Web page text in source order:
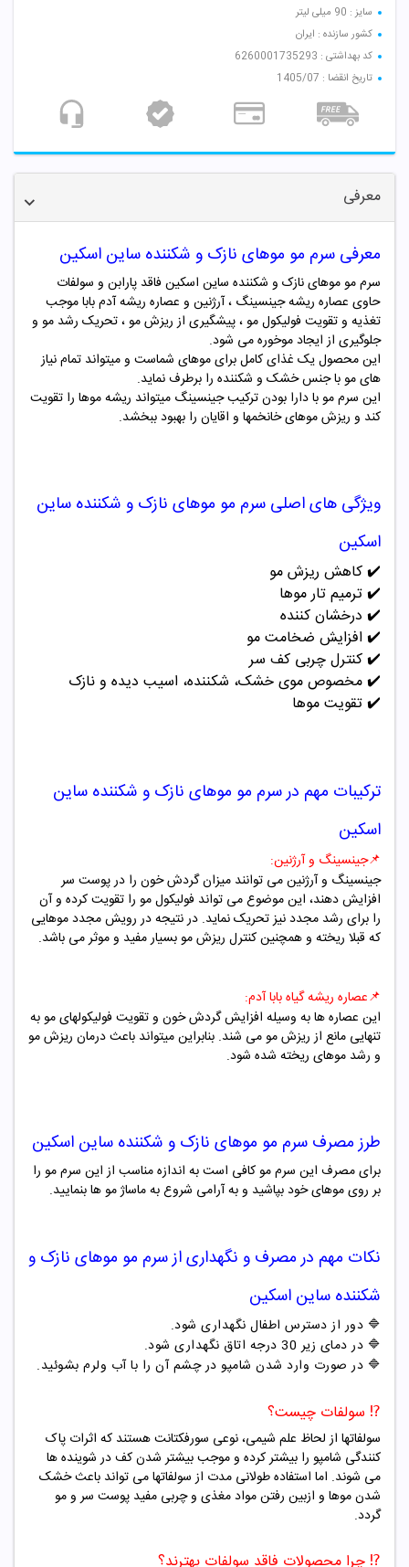
سایز : 90 میلی لیتر
کشور سازنده : ایران
کد بهداشتی : 6260001735293
تاریخ انقضا : 1405/07
معرفی
معرفی سرم مو موهای نازک و شکننده ساین اسکین
سرم مو موهای نازک و شکننده ساین اسکین فاقد پارابن و سولفات
حاوی عصاره ریشه جینسینگ ، آرژنین و عصاره ریشه آدم بابا موجب
تغذیه و تقویت فولیکول مو ، پیشگیری از ریزش مو ، تحریک رشد مو و
جلوگیری از ایجاد موخوره می شود.
این محصول یک غذای کامل برای موهای شماست و میتواند تمام نیاز
های مو با جنس خشک و شکننده را برطرف نماید.
این سرم مو با دارا بودن ترکیب جینسینگ میتواند ریشه موها را تقویت
کند و ریزش موهای خانخمها و اقایان را بهبود ببخشد.
ویژگی هایاصلی سرم مو موهای نازک و شکننده ساین
اسکین
✔️کاهش ریزش مو
✔️ ترمیم تار موها
✔️ درخشان کننده
✔️ افزایش ضخامت مو
✔️کنترل چربی کف سر
✔️ مخصوص موی خشک، شکننده، اسیب دیده و نازک
✔️تقویت موها
ترکیبات مهم درسرم مو موهای نازک و شکننده ساین
اسکین
📌جینسینگ و آرژنین:
جینسینگ و آرژنین می توانند میزان گردش خون را در پوست سر
افزایش دهند، این موضوع می تواند فولیکول مو را تقویت کرده و آن
را برای رشد مجدد نیز تحریک نماید. در نتیجه در رویش مجدد موهایی
که قبلا ریخته و همچنین کنترل ریزش مو بسیار مفید و موثر می باشد.
📌عصاره ریشه گیاه بابا آدم:
این عصاره ها به وسیله افزایش گردش خون و تقویت فولیکولهای مو به
تنهایی مانع از ریزش مو می شند. بنابراین میتواند باعث درمان ریزش مو
و رشد موهای ریخته شده شود.
طرز مصرف سرم مو موهای نازک و شکننده ساین اسکین
برای مصرف این سرم مو کافی است به اندازه مناسب از این سرم مو را
بر روی موهای خود بپاشید و به آرامی شروع به ماساژ مو ها بنمایید.
نکات مهم در مصرف و نگهداری ازسرم مو موهای نازک و
شکننده ساین اسکین
🔷 دور از دسترس اطفال نگهداری شود.
🔷 در دمای زیر 30 درجه اتاق نگهداری شود.
🔷 در صورت وارد شدن شامپو در چشم آن را با آب ولرم بشوئید.
⁉️ سولفات چیست؟
سولفاتها از لحاظ علم شیمی، نوعی سورفکتانت هستند که اثرات پاک
کنندگی شامپو را بیشتر کرده و موجب بیشتر شدن کف در شوینده ها
می شوند. اما استفاده طولانی مدت از سولفاتها می تواند باعث خشک
شدن موها و ازبین رفتن مواد مغذی و چربی مفید پوست سر و مو
گردد.
⁉️ چرا محصولات فاقد سولفات بهترند؟